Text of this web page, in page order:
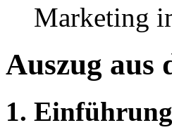
Marketing
Auszug aus
1.